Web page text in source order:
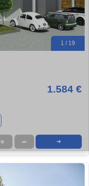
1 / 19
1.584 €
★ ➦ ➜